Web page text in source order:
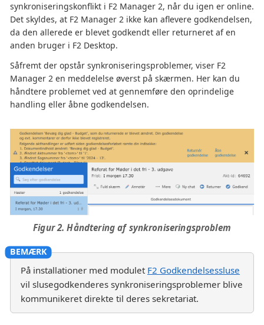
synkroniseringskonflikt i F2 Manager 2, når du igen er online.
Det skyldes, at F2 Manager 2 ikke kan aflevere godkendelsen,
da den allerede er blevet godkendt eller returneret af en
anden bruger i F2 Desktop.
Såfremt der opstår synkroniseringsproblemer, viser F2
Manager 2 en meddelelse øverst på skærmen. Her kan du
håndtere problemet ved at gennemføre den oprindelige
handling eller åbne godkendelsen.
Figur 2. Håndtering af synkroniseringsproblem
På installationer med modulet F2 Godkendelsessluse
vil slusegodkenderes synkroniseringsproblemer blive
kommunikeret direkte til deres sekretariat.